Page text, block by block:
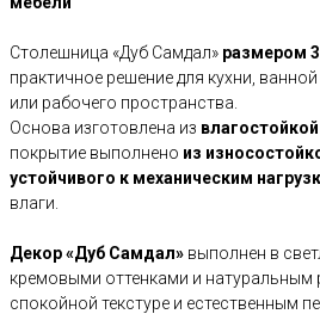
Столешница «Дуб Самдал» размером
практичное решение для кухни,
или рабочего пространства.
Основа изготовлена из
покрытие выполнено из
устойчивого к механическим
влаги.
Декор «Дуб Самдал» выполнен в
кремовыми оттенками и натуральным
спокойной текстуре и естественным